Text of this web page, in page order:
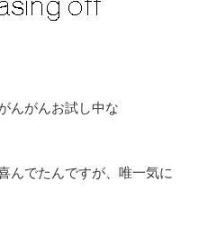
んがんお試し中な
んでたんですが、唯一気に